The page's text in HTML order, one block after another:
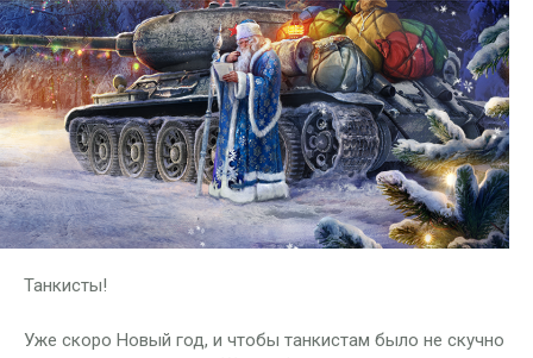
Танкисты!
Уже скоро Новый год, и чтобы танкистам было не скучно